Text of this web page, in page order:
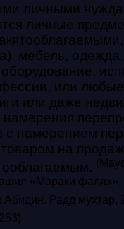
личными
личные
мебель,
или
или даже
намерения
с намерением
товаром на
(
«Мараки
Абидин. Радд мухтар,
)